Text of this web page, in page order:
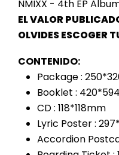
NMIXX - 4th EP
EL VALOR
OLVIDES ESCOGER
CONTENIDO:
Package :
Booklet :
CD : 118*118mm
Lyric Poster :
Accordion